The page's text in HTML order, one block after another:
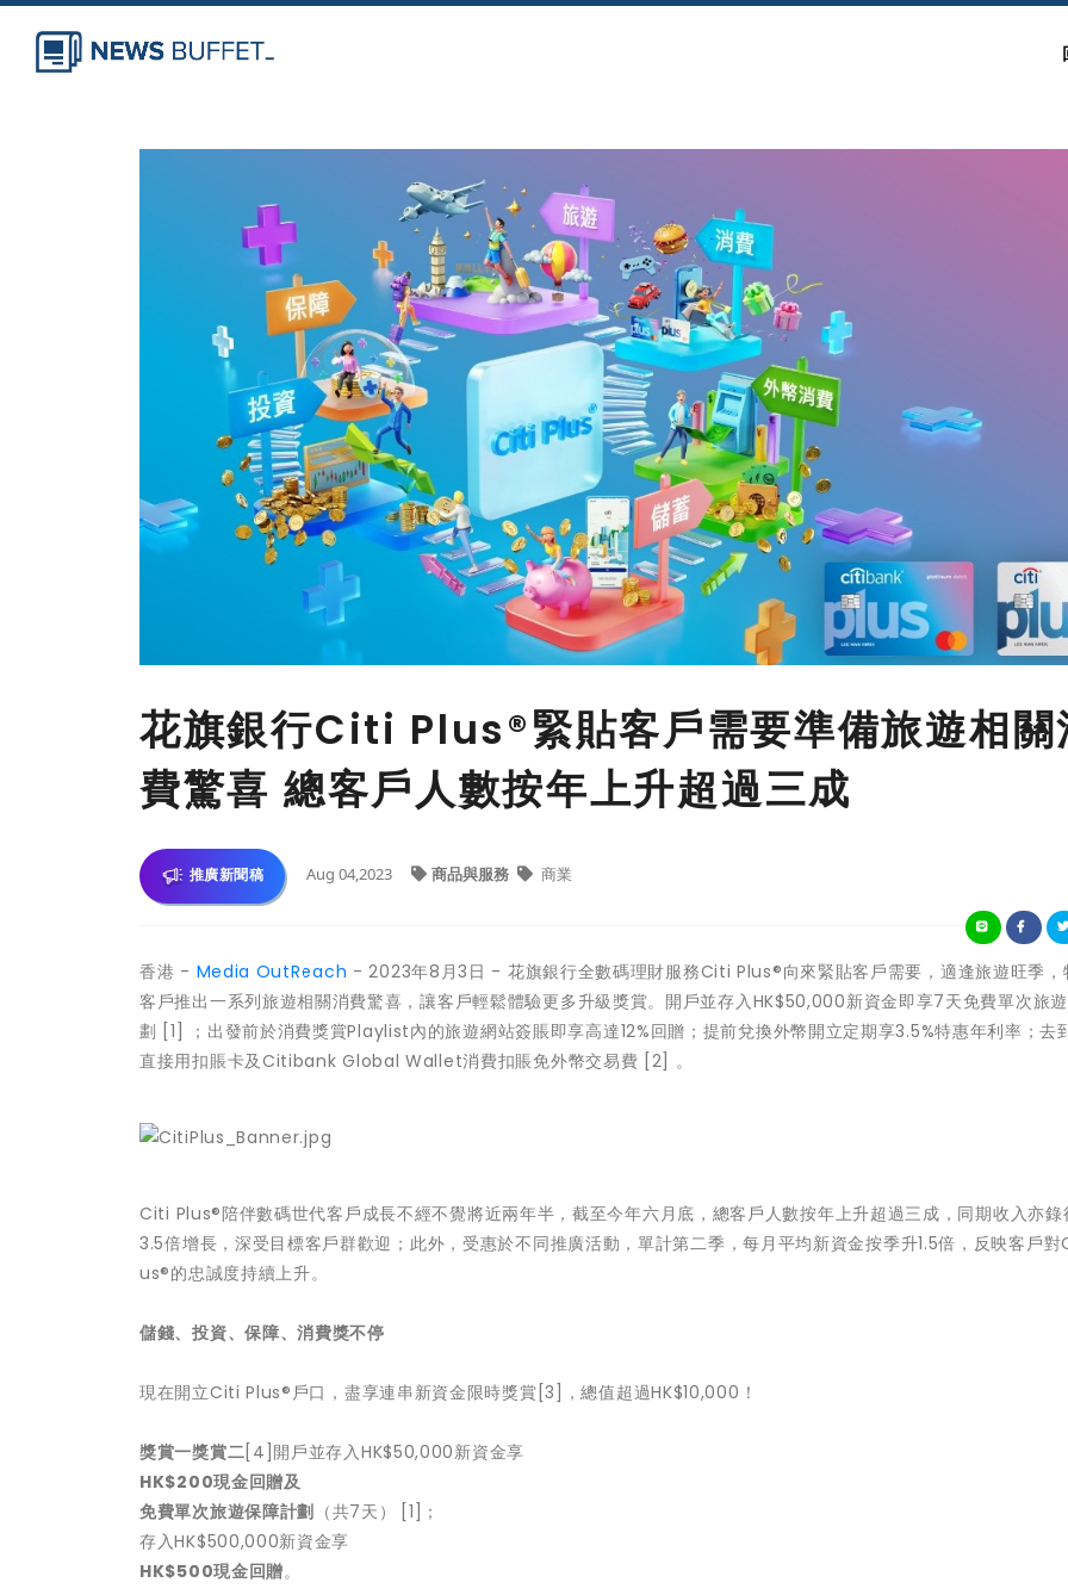
花旗銀行Citi Plus®緊貼客戶需要準備旅遊相關
費驚喜 總客戶人數按年上升超過三成
推廣新聞稿 Aug 04,2023 商品與服務 商業
香港 - Media OutReach - 2023年8月3日 - 花旗銀行全數碼理財服務Citi Plus®向來緊貼客戶需要，適逢旅遊旺季，
客戶推出一系列旅遊相關消費驚喜，讓客戶輕鬆體驗更多升級獎賞。開戶並存入HK$50,000新資金即享7天免費單次旅
劃 [1] ；出發前於消費獎賞Playlist內的旅遊網站簽賬即享高達12%回贈；提前兌換外幣開立定期享3.5%特惠年利率；去
直接用扣賬卡及Citibank Global Wallet消費扣賬免外幣交易費 [2] 。
Citi Plus®陪伴數碼世代客戶成長不經不覺將近兩年半，截至今年六月底，總客戶人數按年上升超過三成，同期收入亦錄
3.5倍增長，深受目標客戶群歡迎；此外，受惠於不同推廣活動，單計第二季，每月平均新資金按季升1.5倍，反映客戶
us®的忠誠度持續上升。
儲錢、投資、保障、消費獎不停
現在開立Citi Plus®戶口，盡享連串新資金限時獎賞[3]，總值超過HK$10,000！
獎賞一獎賞二[4]開戶並存入HK$50,000新資金享
HK$200現金回贈及
免費單次旅遊保障計劃 （共7天）
[1]；
存入HK$500,000新資金享
HK$500現金回贈。